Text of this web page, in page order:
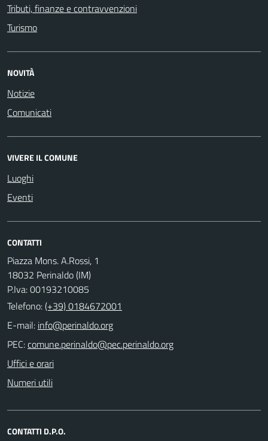
Tributi, finanze e contravvenzioni
Turismo
NOVITÀ
Notizie
Comunicati
VIVERE IL COMUNE
Luoghi
Eventi
CONTATTI
Piazza Mons. A.Rossi, 1
18032 Perinaldo (IM)
P.Iva: 00193210085
Telefono:(+39) 0184672001
E-mail:
PEC:
Uffici e orari
Numeri utili
CONTATTI D.P.O.